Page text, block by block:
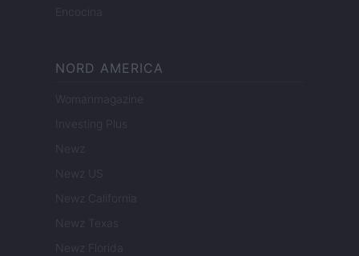
Encocina
NORD AMERICA
Womanmagazine
Investing Plus
Newz
Newz US
Newz California
Newz Texas
Newz Florida